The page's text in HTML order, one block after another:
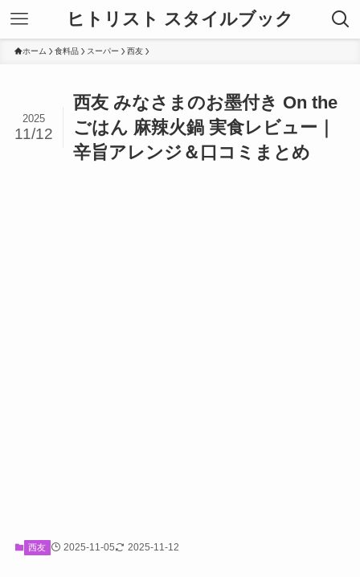
ヒトリスト スタイルブック
ホーム 食料品 スーパー 西友
西友 みなさまのお墨付き On the
ごはん 麻辣火鍋 実食レビュー｜
辛旨アレンジ＆口コミまとめ
2025
11/12
西友 2025-11-05 2025-11-12